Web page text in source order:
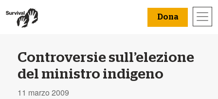
Dona
Controversie sull’elezione
del ministro indigeno
11 marzo 2009